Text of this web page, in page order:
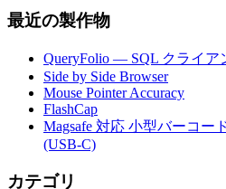
最近の製作物
QueryFolio — SQL クライア
Side by Side Browser
Mouse Pointer Accuracy
FlashCap
Magsafe 対応 小型バーコー
(USB-C)
カテゴリ